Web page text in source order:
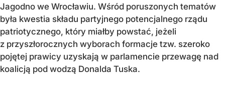
Jagodno we Wrocławiu. Wśród poruszonych tematów
była kwestia składu partyjnego potencjalnego rządu
patriotycznego, który miałby powstać, jeżeli
z przyszłorocznych wyborach formacje tzw. szeroko
pojętej prawicy uzyskają w parlamencie przewagę nad
koalicją pod wodzą Donalda Tuska.